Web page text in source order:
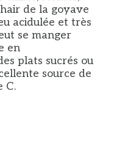
de la goyave
acidulée et très
se manger
en
plats sucrés ou
source de
C.